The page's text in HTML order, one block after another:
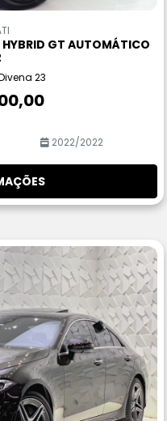
GT AUTOMÁTICO
23
2022/2022